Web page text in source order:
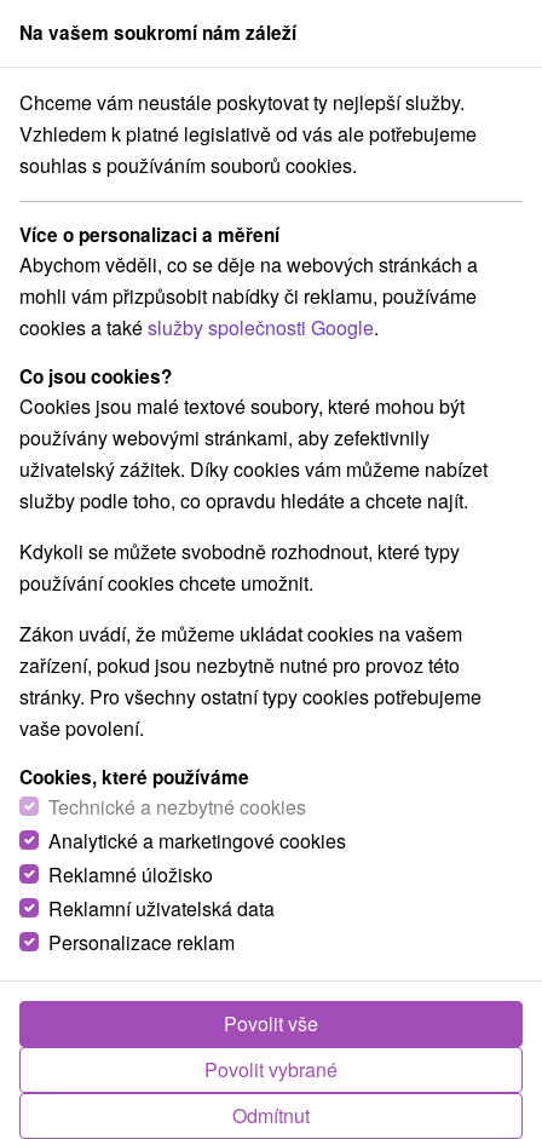
člen skupinySorger
Hotely na Slovensku Horehronie
Hotely Horehronie
Kategorie
Všechny kategorie
Hotely na Slovensku (11)
Hotely s bazénem(3) Wellness hotely na Slovensku
Historické hotely(1)
Vyberte lokalitu nebo termín
Nejprodávanější
1.
Kúpeľný dom Brusnianka★★★
Lázně Brusno
Kúpeľný dom Brusnianka *** sa nachádza v
Slovenského Rudohoria, cca 200 m od liečebného
Na vašem soukromí nám záleží
Chceme vám neustále poskytovat ty nejlepší služby.
Vzhledem k platné legislativě od vás ale potřebujeme
souhlas s používáním souborů cookies.
Více o personalizaci a měření
Abychom věděli, co se děje na webových stránkách a
mohli vám přizpůsobit nabídky či reklamu, používáme
cookies a takéslužby společnosti Google.
Co jsou cookies?
Cookies jsou malé textové soubory, které mohou být
používány webovými stránkami, aby zefektivnily
uživatelský zážitek. Díky cookies vám můžeme nabízet
služby podle toho, co opravdu hledáte a chcete najít.
Kdykoli se můžete svobodně rozhodnout, které typy
používání cookies chcete umožnit.
Zákon uvádí, že můžeme ukládat cookies na vašem
zařízení, pokud jsou nezbytně nutné pro provoz této
stránky. Pro všechny ostatní typy cookies potřebujeme
vaše povolení.
Cookies, které používáme
Technické a nezbytné cookies
Analytické a marketingové cookies
Reklamné úložisko
Reklamní uživatelská data
Personalizace reklam
Odmítnut
Povolit vybrané
Povolit vše